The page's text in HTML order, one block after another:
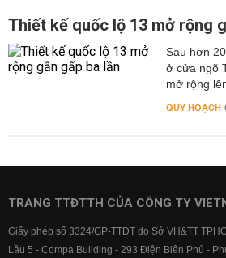
Thiết kế quốc lộ 13 mở rộng
Sau hơn
ở cửa ngõ
mở rộng
QUY HOẠCH
TRANG TTĐTTH CỦA CÔNG TY
Giấy phép số 3324/GP-TTĐT do Sở VH&TT
Lầu 5 - Compa Building - 293 Điện Biên Phủ -